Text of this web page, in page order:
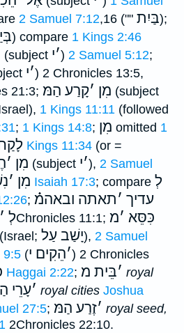
2 Samuel 7:12,16 ("" בַּיִת);
) compare 1 Kings 2:46
(subject ׳י ) 2 Samuel 5:12;
׳י ) 2 Chronicles 13:5,
21:3;
מִן ׳קָרַע הַמּ (subject
1 Kings 11:11 (followed
; 1 Kings 14:8; מִן omitted 1
1 Kings 11:34 (or =
מִן ׳ (subject ׳י ), 2 Samuel
מִן ׳ Isaiah 17:3; compare לְ
; עדיך ׳תאתה ובאהמ֗֗֗
לְ ׳ 2Chronicles 11:1; כִּסֵּא ׳מ
(Israel; יָשַׁב עַל), 2 Samuel
9:5 ( ׳הֵקִים י ) 2 Chronicles
Haggai 2:22; ׳בֵּית מ
royal
׳עָרֵי royal cities Joshua
27:5; ׳זֶרַע הַמּ
royal seed,
2Chronicles 22:10.